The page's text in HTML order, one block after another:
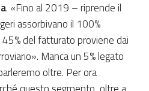
. «Fino al 2019 – riprende il
assorbivano il 100%
45% del fatturato proviene dai
Manca un 5% legato
oltre. Per ora